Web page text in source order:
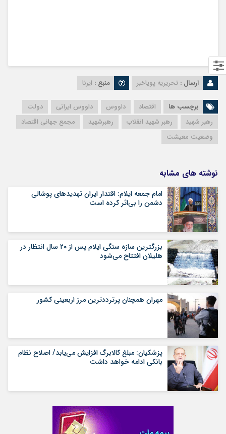
ارسال : تحریریه پویاخبر منبع : ایرنا
برچسب ها اقتصاد داووس داووس ایرانی
دولت
رهبر شهید
رهبر شهید انقلاب رهبرشهید
مجمع جهانی اقتصاد
وضعیت معیشت
نوشته های مشابه
امام جمعه ایلام: اقتدار ایران تهدیدهای پوشالی
دشمن را بی‌اثر کرده است
بزرگترین سازه سنگی ایلام پس از ۲۰ سال انتظار در
هلیلان افتتاح می‌شود
مهران همچنان پرترددترین مرز اربعینی کشور
پزشکیان: مبلغ کالابرگ افزایش می‌یابد/ اصلاح نظام
بانکی ادامه خواهد داشت